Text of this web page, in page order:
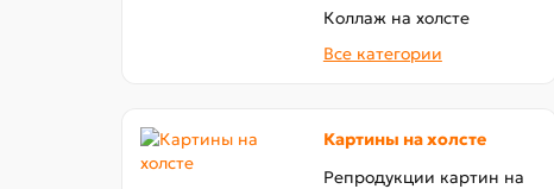
Коллаж на холсте
Все категории
Картины на холсте
Репродукции картин на